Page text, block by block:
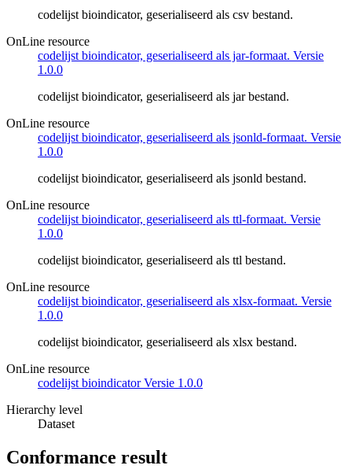
codelijst bioindicator, geserialiseerd als csv bestand.
OnLine resource
codelijst bioindicator, geserialiseerd als jar-formaat. Versie
1.0.0
codelijst bioindicator, geserialiseerd als jar bestand.
OnLine resource
codelijst bioindicator, geserialiseerd als jsonld-formaat. Versie
1.0.0
codelijst bioindicator, geserialiseerd als jsonld bestand.
OnLine resource
codelijst bioindicator, geserialiseerd als ttl-formaat. Versie
1.0.0
codelijst bioindicator, geserialiseerd als ttl bestand.
OnLine resource
codelijst bioindicator, geserialiseerd als xlsx-formaat. Versie
1.0.0
codelijst bioindicator, geserialiseerd als xlsx bestand.
OnLine resource
codelijst bioindicator Versie 1.0.0
Hierarchy level
Dataset
Conformance result